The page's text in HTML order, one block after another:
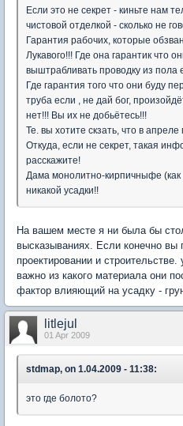
Если это не секрет - киньте нам
чистовой отделкой - сколько не
Гарантия рабочих, которые
Лукавого!!! Где она гарантик что
выштрабливать проводку из пола
Где гарантия того что они буду
труба если , не дай бог,
нет!!! Вы их не добьётесь!!!
Те. вы хотите скзать, что в
Откуда, если не секрет, такая
расскажите!
Дама монолитно-кирпичныфе
никакой усадки!!
На вашем месте я ни была бы
высказываниях. Если конечно вы
проектировании и
важно из какого материала они
фактор влияющий на усадку -
litlejul
01 Apr 2009
stdmap, on 1.04.2009 - 11:38:
это где болото?